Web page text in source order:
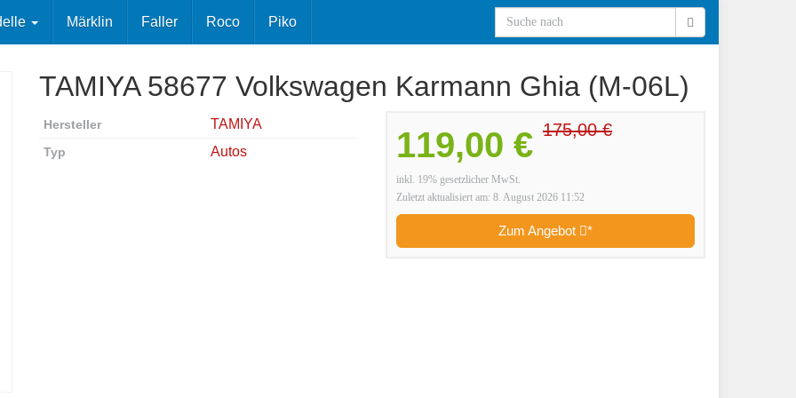
Märklin Faller Roco Piko
TAMIYA 58677 Volkswagen Karmann Ghia (M-06L)
119,00 € 175,00 €
inkl. 19% gesetzlicher MwSt.
Zuletzt aktualisiert am: 8. August 2026 11:52
Zum Angebot *
Hersteller TAMIYA
Typ Autos